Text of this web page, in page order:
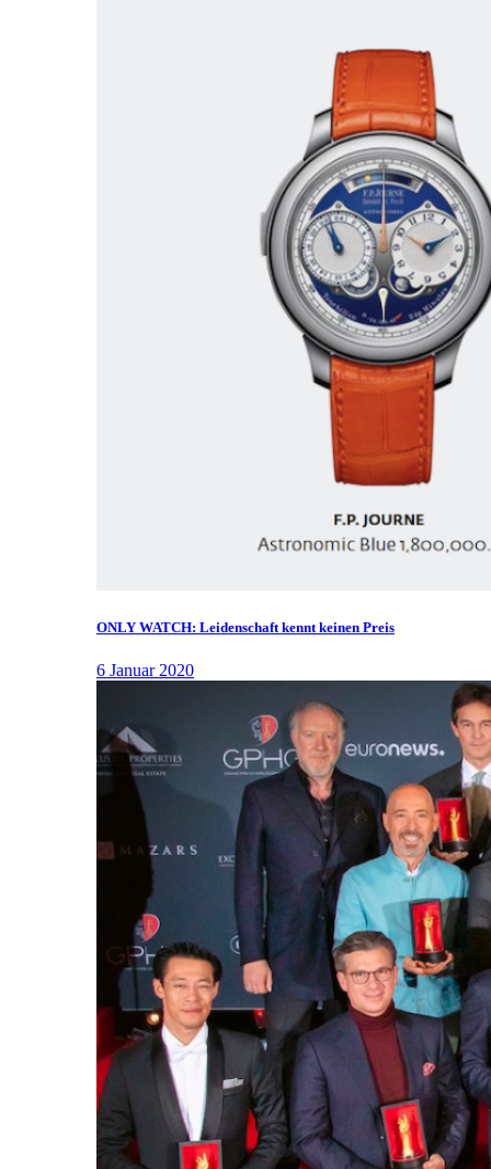
ONLY WATCH: Leidenschaft kennt keinen Preis
6 Januar 2020